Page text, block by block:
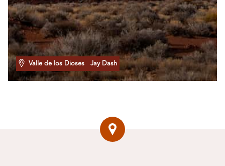
Valle de los Dioses Jay Dash